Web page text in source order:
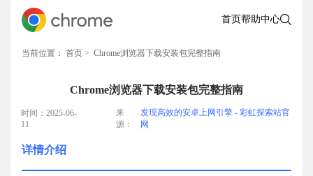
首页帮助中心
当前位置： 首页 > Chrome浏览器下载安装包完整指南
Chrome浏览器下载安装包完整指南
时间：2025-06-
11
来
源：
发现高效的安卓上网引擎 - 彩虹探索站官
网
详情介绍